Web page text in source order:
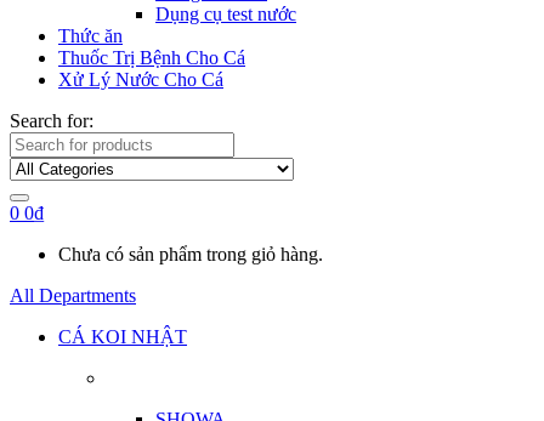
Dụng cụ test nước
Thức ăn
Thuốc Trị Bệnh Cho Cá
Xử Lý Nước Cho Cá
Search for:
0 0₫
Chưa có sản phẩm trong giỏ hàng.
All Departments
CÁ KOI NHẬT